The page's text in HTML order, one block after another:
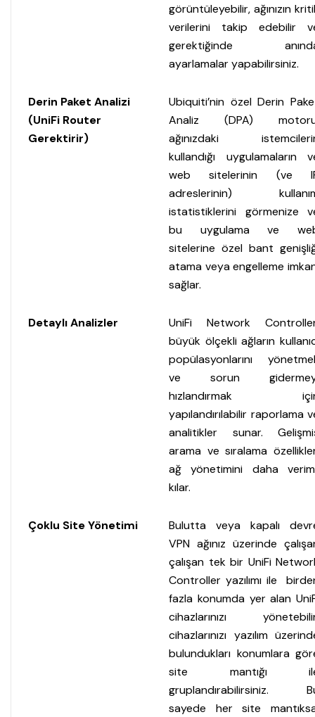
görüntüleyebilir, ağınızın
verilerini takip edebilir
gerektiğinde
ayarlamalar yapabilirsiniz.
Derin Paket Analizi
(UniFi Router
Gerektirir)
Ubiquiti’nin özel Derin
Analiz (DPA)
ağınızdaki
kullandığı uygulamaların
web sitelerinin (ve
adreslerinin)
istatistiklerini görmenize
bu uygulama ve
sitelerine özel bant
atama veya engelleme
sağlar.
Detaylı Analizler
UniFi Network
büyük ölçekli ağların
popülasyonlarını
ve sorun
hızlandırmak
yapılandırılabilir raporlama
analitikler sunar.
arama ve sıralama
ağ yönetimini daha
kılar.
Çoklu Site Yönetimi
Bulutta veya kapalı
VPN ağınız üzerinde
çalışan tek bir UniFi
Controller yazılımı ile
fazla konumda yer alan
cihazlarınızı
cihazlarınızı yazılım
bulundukları konumlara
site mantığı
gruplandırabilirsiniz.
sayede her site